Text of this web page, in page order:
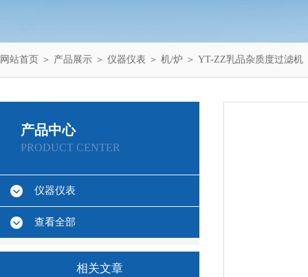
网站首页 ＞ 产品展示 ＞ 仪器仪表 ＞ 机/炉 ＞ YT-ZZ乳品杂质度过滤机
产品中心
PRODUCT CENTER
仪器仪表
查看全部
相关文章